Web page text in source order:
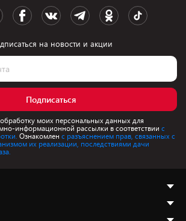
на новости и акции
Подписаться
моих персональных данных для
информационной рассылки в соответствии с
Ознакомлен с разъяснением прав, связанных с
их реализации, последствиями дачи